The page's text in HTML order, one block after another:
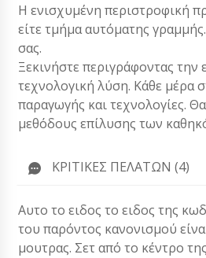
Η ενισχυμένη περιστροφική
είτε τμήμα αυτόματης
σας.
Ξεκινήστε περιγράφοντας
τεχνολογική λύση. Κάθε μέρα
παραγωγής και τεχνολογίες.
μεθόδους επίλυσης των
ΚΡΙΤΙΚΈΣ ΠΕΛΑΤΏΝ (4)
Αυτο το ειδος το ειδος της
του παρόντος κανονισμού
μουτρας. Σετ από το κέντρο